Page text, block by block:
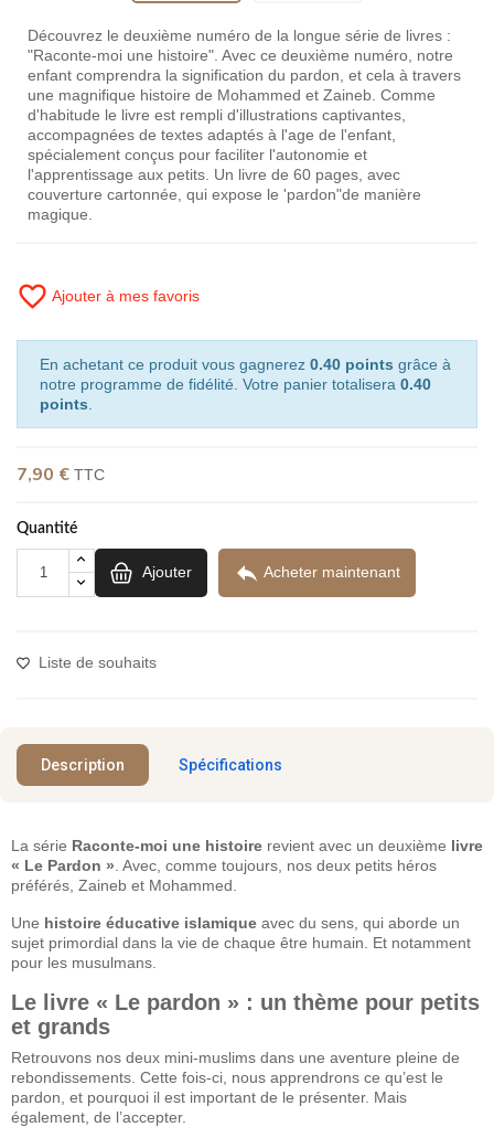
Découvrez le deuxième numéro de la longue série de livres :
"Raconte-moi une histoire". Avec ce deuxième numéro, notre
enfant comprendra la signification du pardon, et cela à travers
une magnifique histoire de Mohammed et Zaineb. Comme
d'habitude le livre est rempli d'illustrations captivantes,
accompagnées de textes adaptés à l'age de l'enfant,
spécialement conçus pour faciliter l'autonomie et
l'apprentissage aux petits. Un livre de 60 pages, avec
couverture cartonnée, qui expose le 'pardon"de manière
magique.
favorite_border Ajouter à mes favoris
En achetant ce produit vous gagnerez 0.40 points grâce à
notre programme de fidélité. Votre panier totalisera 0.40
points
7,90 € TTC
Quantité
Ajouter  Acheter maintenant
Liste de souhaits
Description Spécifications
La série Raconte-moi une histoire revient avec un deuxième livre
« Le Pardon » . Avec, comme toujours, nos deux petits héros
préférés, Zaineb et Mohammed.
Une histoire éducative islamique avec du sens, qui aborde un
sujet primordial dans la vie de chaque être humain. Et notamment
pour les musulmans.
Le livre « Le pardon » : un thème pour petits
et grands
Retrouvons nos deux mini-muslims dans une aventure pleine de
rebondissements. Cette fois-ci, nous apprendrons ce qu’est le
pardon, et pourquoi il est important de le présenter. Mais
également, de l’accepter.